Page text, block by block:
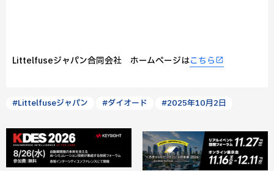
Littelfuseジャパン合同会社 ホームページはこちら
#Littelfuseジャパン #ダイオード #2025年10月2日